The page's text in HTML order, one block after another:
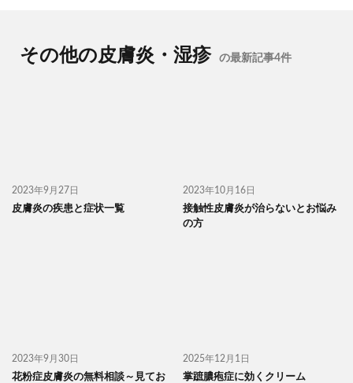
その他の皮膚炎・湿疹 の最新記事4件
2023年9月27日
皮膚炎の疾患と症状一覧
2023年10月16日
接触性皮膚炎が治らないとお悩み
の方
2023年9月30日
花粉症皮膚炎の無料相談～見てお
2025年12月1日
掌蹠膿疱症に効くクリーム